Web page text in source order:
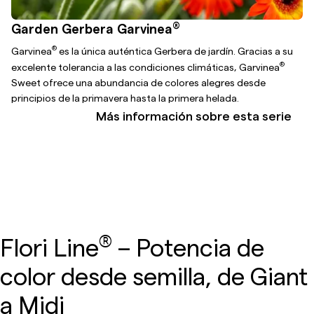
Garden Gerbera Garvinea®
Garvinea® es la única auténtica Gerbera de jardín. Gracias a su
excelente tolerancia a las condiciones climáticas, Garvinea®
Sweet ofrece una abundancia de colores alegres desde
principios de la primavera hasta la primera helada.
Más información sobre esta serie
Flori Line® – Potencia de
color desde semilla, de Giant
a Midi